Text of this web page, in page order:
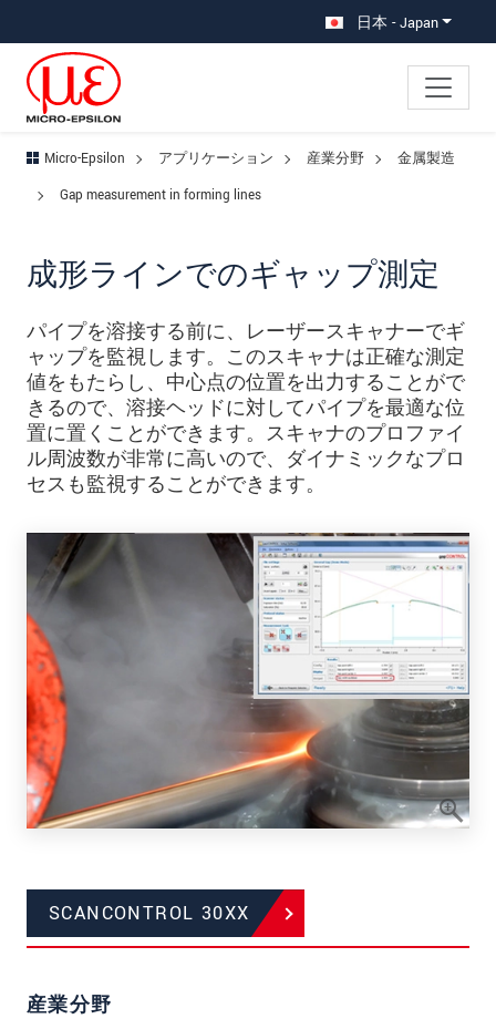
日本 - Japan
Micro-Epsilon アプリケーション 産業分野
金属製造
Gap measurement in forming lines
成形ラインでのギャップ測定
パイプを溶接する前に、レーザースキャナーでギ
ャップを監視します。このスキャナは正確な測定
値をもたらし、中心点の位置を出力することがで
きるので、溶接ヘッドに対してパイプを最適な位
置に置くことができます。スキャナのプロファイ
ル周波数が非常に高いので、ダイナミックなプロ
セスも監視することができます。
SCANCONTROL 30XX
産業分野